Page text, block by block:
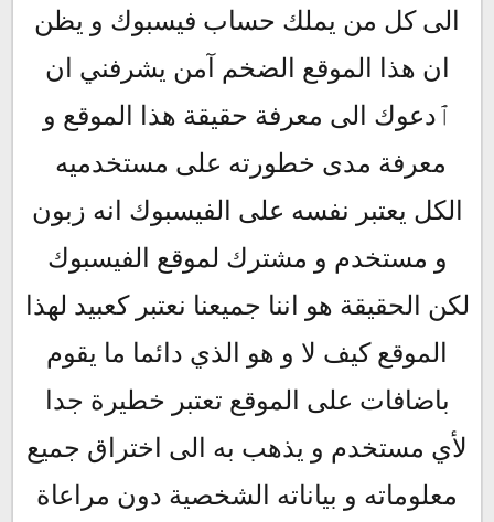
الى كل من يملك حساب فيسبوك و يظن
ان هذا الموقع الضخم آمن يشرفني ان
ٱدعوك الى معرفة حقيقة هذا الموقع و
معرفة مدى خطورته على مستخدميه
الكل يعتبر نفسه على الفيسبوك انه زبون
و مستخدم و مشترك لموقع الفيسبوك
لكن الحقيقة هو اننا جميعنا نعتبر كعبيد لهذا
الموقع كيف لا و هو الذي دائما ما يقوم
باضافات على الموقع تعتبر خطيرة جدا
لأي مستخدم و يذهب به الى اختراق جميع
معلوماته و بياناته الشخصية دون مراعاة